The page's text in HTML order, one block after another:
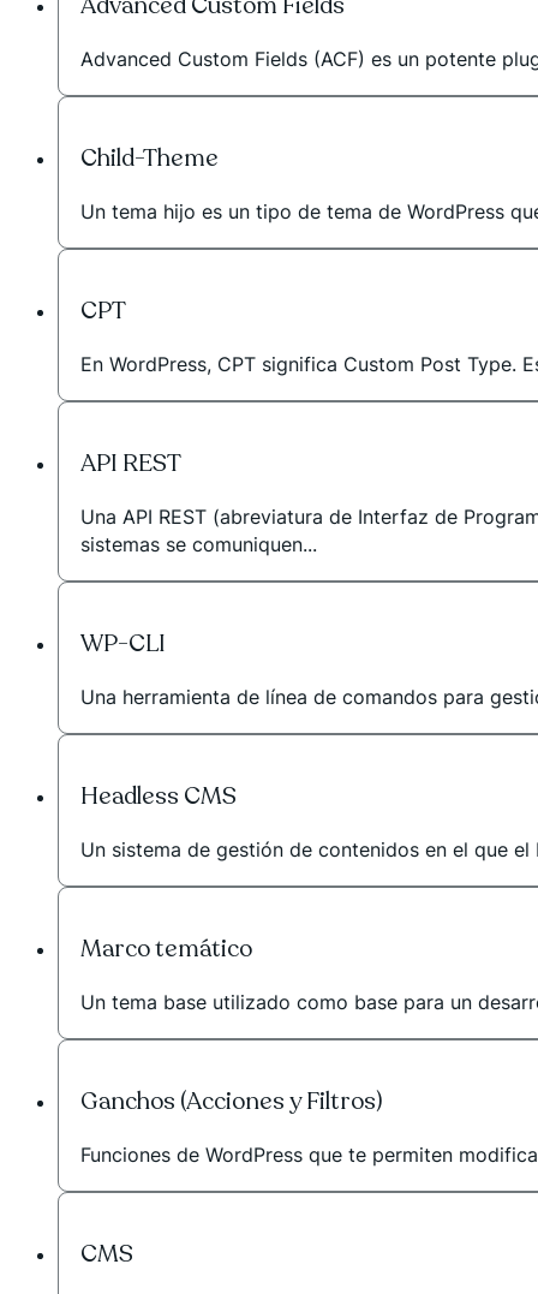
Advanced Custom Fields (ACF) es un potente
Child-Theme
Un tema hijo es un tipo de tema de WordPress
CPT
En WordPress, CPT significa Custom Post
API REST
Una API REST (abreviatura de Interfaz de
sistemas se comuniquen...
WP-CLI
Una herramienta de línea de comandos para
Headless CMS
Un sistema de gestión de contenidos en el que
Marco temático
Un tema base utilizado como base para un
Ganchos (Acciones y Filtros)
Funciones de WordPress que te permiten
CMS